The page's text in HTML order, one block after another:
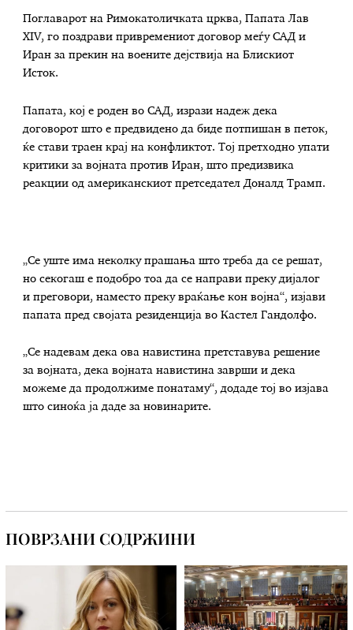
Поглаварот на Римокатоличката црква, Папата Лав
XIV, го поздрави привремениот договор меѓу САД и
Иран за прекин на воените дејствија на Блискиот
Исток.
Папата, кој е роден во САД, изрази надеж дека
договорот што е предвидено да биде потпишан в петок,
ќе стави траен крај на конфликтот. Тој претходно упати
критики за војната против Иран, што предизвика
реакции од американскиот претседател Доналд Трамп.
„Се уште има неколку прашања што треба да се решат,
но секогаш е подобро тоа да се направи преку дијалог
и преговори, наместо преку враќање кон војна“, изјави
папата пред својата резиденција во Кастел Гандолфо.
„Се надевам дека ова навистина претставува решение
за војната, дека војната навистина заврши и дека
можеме да продолжиме понатаму“, додаде тој во изјава
што синоќа ја даде за новинарите.
ПОВРЗАНИ СОДРЖИНИ